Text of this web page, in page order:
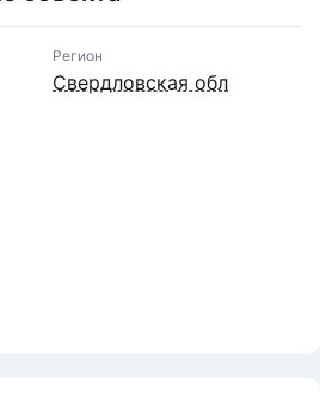
Регион
Свердловская обл